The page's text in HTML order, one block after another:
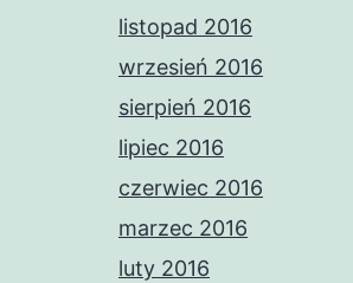
listopad 2016
wrzesień 2016
sierpień 2016
lipiec 2016
czerwiec 2016
marzec 2016
luty 2016